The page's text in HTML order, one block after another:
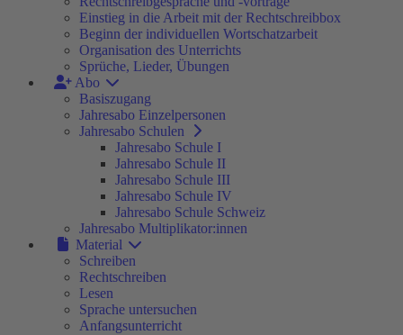
Einstieg in die Arbeit mit der Rechtschreibbox
Beginn der individuellen Wortschatzarbeit
Organisation des Unterrichts
Sprüche, Lieder, Übungen
Abo
Basiszugang
Jahresabo Einzelpersonen
Jahresabo Schulen
Jahresabo Schule I
Jahresabo Schule II
Jahresabo Schule III
Jahresabo Schule IV
Jahresabo Schule Schweiz
Jahresabo Multiplikator:innen
Material
Schreiben
Rechtschreiben
Lesen
Sprache untersuchen
Anfangsunterricht